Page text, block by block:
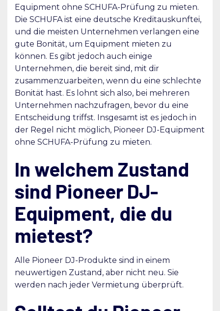
Equipment ohne SCHUFA-Prüfung zu mieten.
Die SCHUFA ist eine deutsche Kreditauskunftei,
und die meisten Unternehmen verlangen eine
gute Bonität, um Equipment mieten zu
können. Es gibt jedoch auch einige
Unternehmen, die bereit sind, mit dir
zusammenzuarbeiten, wenn du eine schlechte
Bonität hast. Es lohnt sich also, bei mehreren
Unternehmen nachzufragen, bevor du eine
Entscheidung triffst. Insgesamt ist es jedoch in
der Regel nicht möglich, Pioneer DJ-Equipment
ohne SCHUFA-Prüfung zu mieten.
In welchem Zustand
sind Pioneer DJ-
Equipment, die du
mietest?
Alle Pioneer DJ-Produkte sind in einem
neuwertigen Zustand, aber nicht neu. Sie
werden nach jeder Vermietung überprüft.